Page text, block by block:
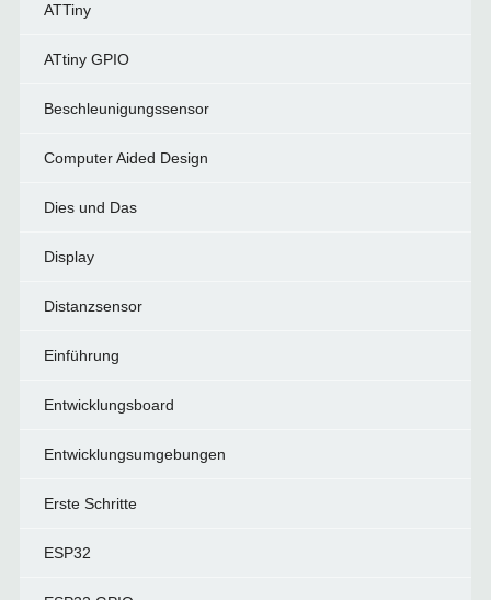
ATTiny
ATtiny GPIO
Beschleunigungssensor
Computer Aided Design
Dies und Das
Display
Distanzsensor
Einführung
Entwicklungsboard
Entwicklungsumgebungen
Erste Schritte
ESP32